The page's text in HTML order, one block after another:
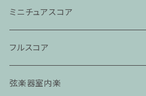
ミニチュアスコア
フルスコア
弦楽器室内楽